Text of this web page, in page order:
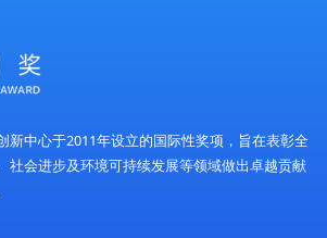
候变化和推动可持续发展的关键
号。论坛不仅表彰了在绿色科技
新白皮书》的发布，为各国政府和
实践指导，有望加速全球绿色创
的实现。